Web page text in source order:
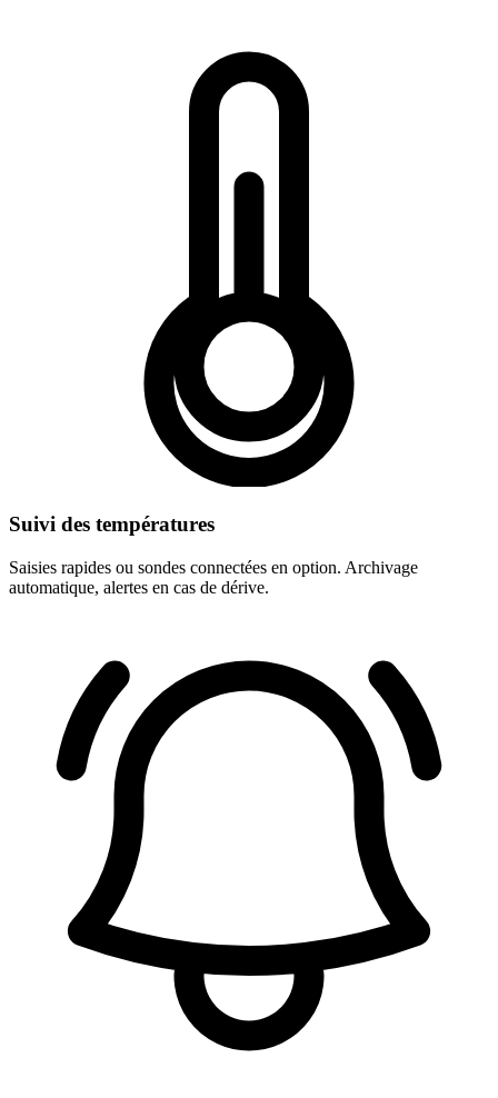
Suivi des températures
Saisies rapides ou sondes connectées en option. Archivage
automatique, alertes en cas de dérive.